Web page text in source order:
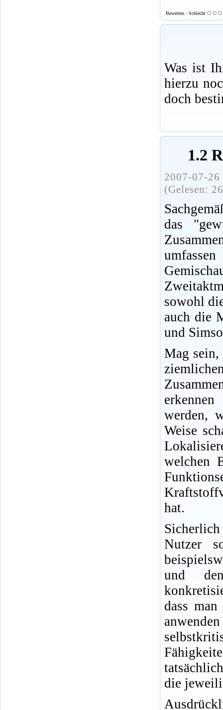
Bewerten - Schlecht
Was ist
hierzu
doch
1.2
2007-07-
(Gelesen:
das
sowohl
auch die
und
Mag sein,
werden,
Weise
welchen
hat.
Nutzer
und
dass
die